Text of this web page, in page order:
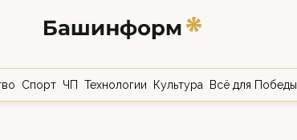
Спорт ЧП Технологии Культура Всё для Победы